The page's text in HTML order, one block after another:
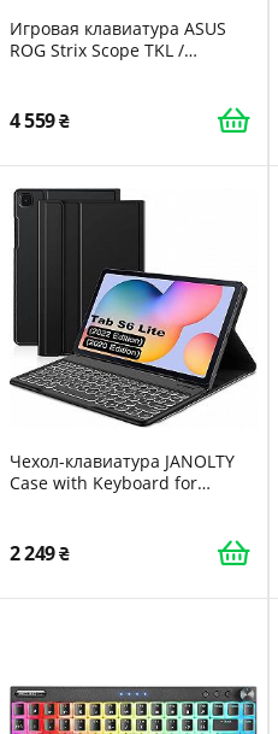
Игровая клавиатура ASUS
ROG Strix Scope TKL /
/ UKR / Black
4 559
Чехол-клавиатура JANOLTY
Case with Keyboard for
2 249